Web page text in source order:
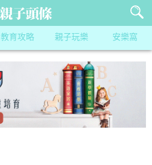
教育攻略 親子玩樂 安樂窩